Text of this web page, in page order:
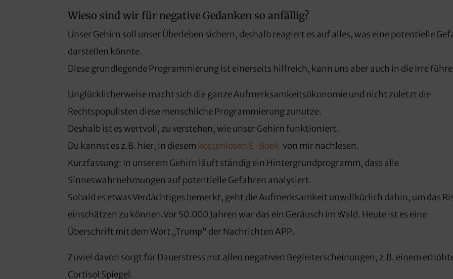
Wieso sind wir für negative Gedanken so anfällig?
Unser Gehirn soll unser Überleben sichern, deshalb reagiert es auf alles, was eine potentielle
darstellen könnte.
Diese grundlegende Programmierung ist einerseits hilfreich, kann uns aber auch in die Irre
Unglücklicherweise macht sich die ganze Aufmerksamkeitsökonomie und nicht zuletzt die
Rechtspopulisten diese menschliche Programmierung zunutze.
Deshalb ist es wertvoll, zu verstehen, wie unser Gehirn funktioniert.
Du kannst es z.B. hier, in diesem kostenlosen E-Book von mir nachlesen.
Kurzfassung: In unserem Gehirn läuft ständig ein Hintergrundprogramm, dass alle
Sinneswahrnehmungen auf potentielle Gefahren analysiert.
Sobald es etwas Verdächtiges bemerkt, geht die Aufmerksamkeit unwillkürlich dahin, um das
einschätzen zu können.Vor 50.000 Jahren war das ein Geräusch im Wald. Heute ist es eine
Überschrift mit dem Wort „Trump“ der Nachrichten APP.
Zuviel davon sorgt für Dauerstress mit allen negativen Begleiterscheinungen, z.B. einem
Cortisol Spiegel.